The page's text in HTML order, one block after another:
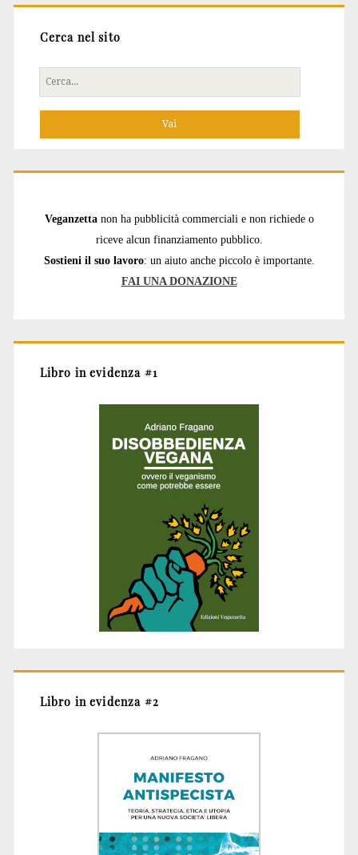
Cerca nel sito
Cerca
per:
Veganzetta non ha pubblicità commerciali e non richiede o
riceve alcun finanziamento pubblico.
Sostieni il suo lavoro: un aiuto anche piccolo è importante.
FAI UNA DONAZIONE
Libro in evidenza #1
Libro in evidenza #2